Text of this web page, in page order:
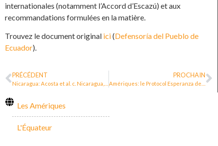
internationales (notamment l’Accord d’Escazú) et aux
recommandations formulées en la matière.
Trouvez le document original ici(Defensoría del Pueblo de
Ecuador).
PRÉCÉDENT PROCHAIN
Les Amériques
L'Équateur